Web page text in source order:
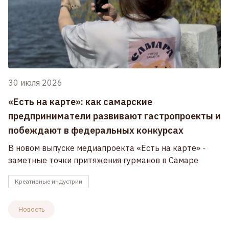
30 июля 2026
«Есть на карте»: как самарские
предприниматели развивают гастропроекты и
побеждают в федеральных конкурсах
В новом выпуске медиапроекта «Есть на карте» -
заметные точки притяжения гурманов в Самаре
Креативные индустрии
Новость